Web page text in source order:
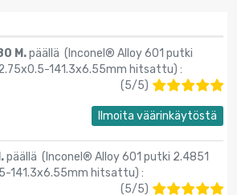
M.päällä (Inconel® Alloy 601 putki
141.3х6.55mm hitsattu) :
(5/5)
Ilmoita väärinkäytöstä
päällä (Inconel® Alloy 601 putki 2.4851
141.3х6.55mm hitsattu) :
(5/5)